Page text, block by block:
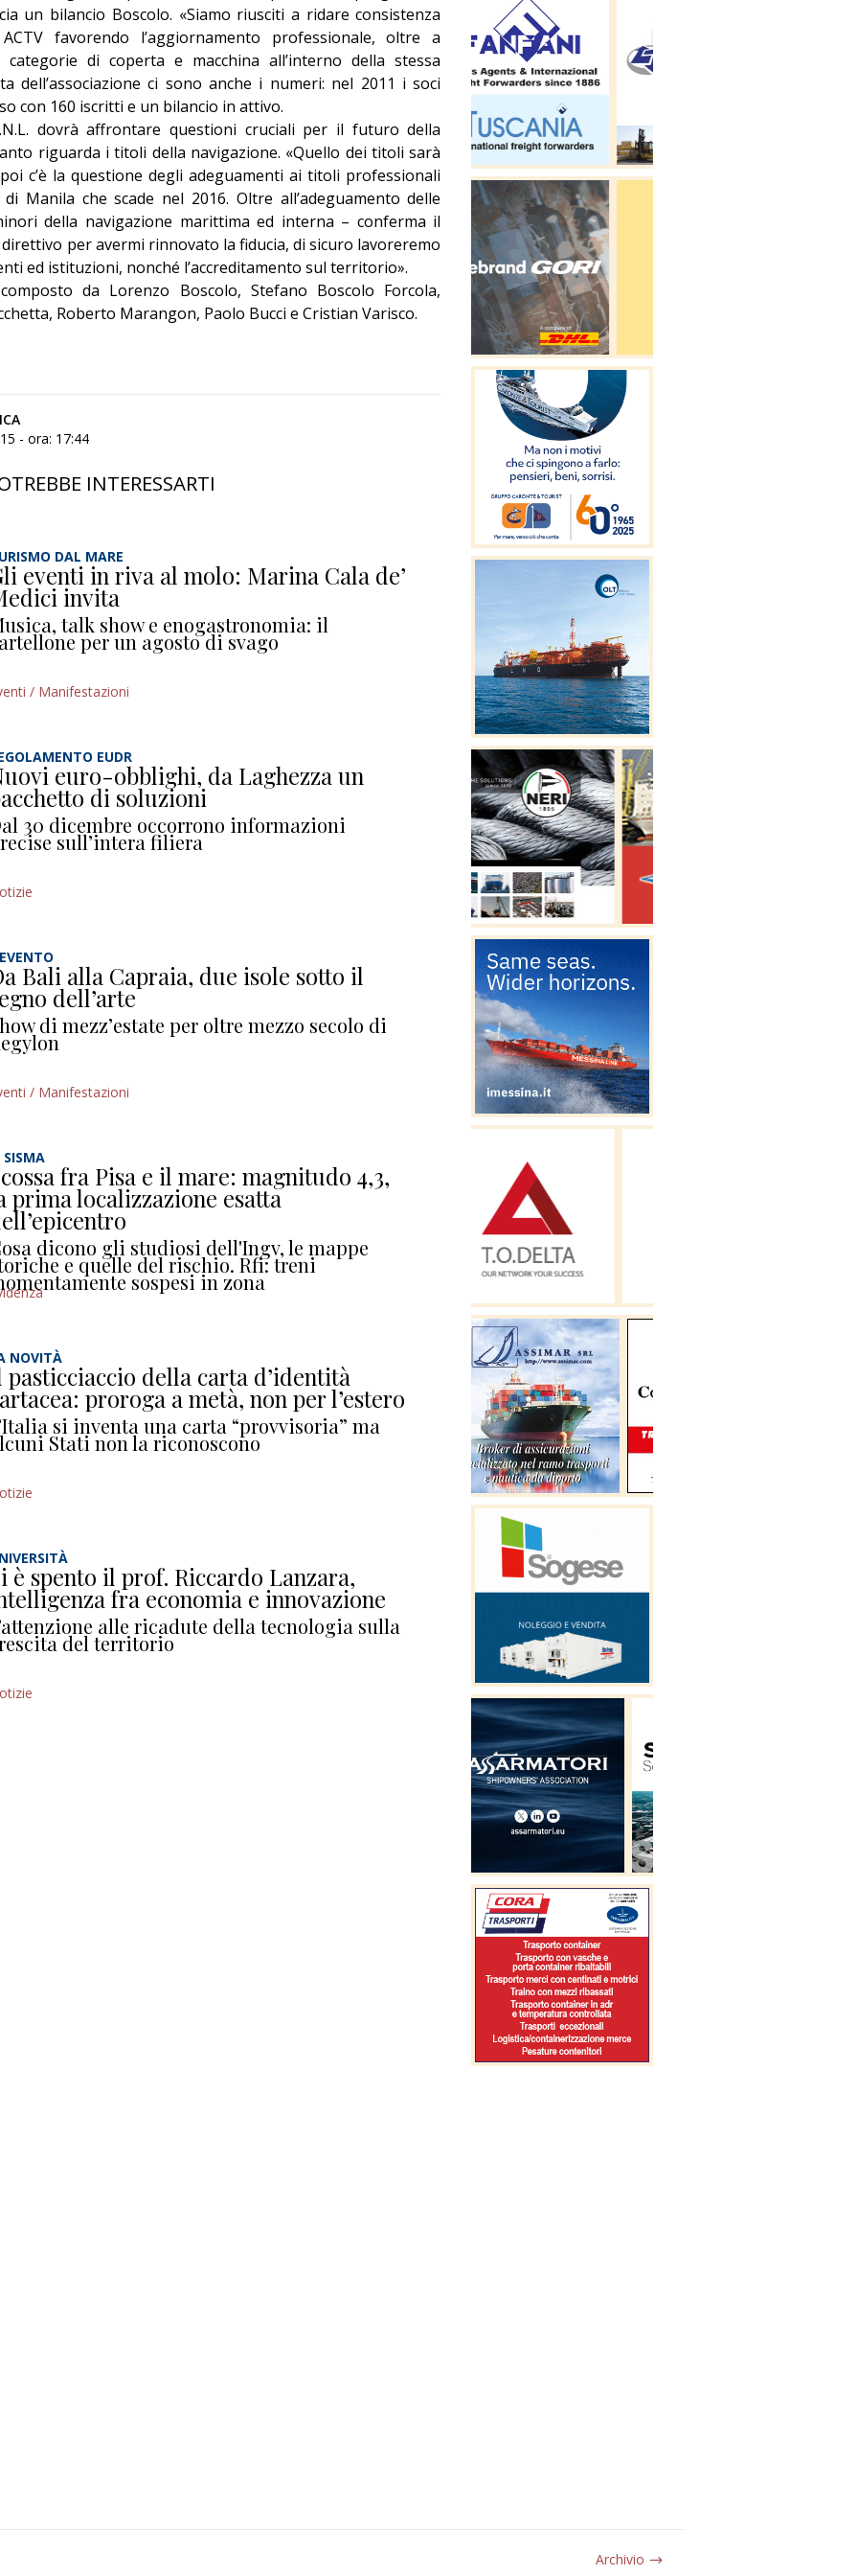
un bilancio Boscolo. «Siamo riusciti a ridare consistenza
favorendo l’aggiornamento professionale, oltre a
di coperta e macchina all’interno della stessa
dell’associazione ci sono anche i numeri: nel 2011 i soci
con 160 iscritti e un bilancio in attivo.
dovrà affrontare questioni cruciali per il futuro della
riguarda i titoli della navigazione. «Quello dei titoli sarà
c’è la questione degli adeguamenti ai titoli professionali
Manila che scade nel 2016. Oltre all’adeguamento delle
della navigazione marittima ed interna – conferma il
per avermi rinnovato la fiducia, di sicuro lavoreremo
ed istituzioni, nonché l’accreditamento sul territorio».
da Lorenzo Boscolo, Stefano Boscolo Forcola,
Roberto Marangon, Paolo Bucci e Cristian Varisco.
- ora: 17:44
INTERESSARTI
DAL MARE
eventi in riva al molo: Marina Cala de’
invita
talk show e enogastronomia: il
per un agosto di svago
/ Manifestazioni
EUDR
euro-obblighi, da Laghezza un
di soluzioni
30 dicembre occorrono informazioni
sull’intera filiera
Bali alla Capraia, due isole sotto il
dell’arte
di mezz’estate per oltre mezzo secolo di
/ Manifestazioni
SISMA
fra Pisa e il mare: magnitudo 4,3,
prima localizzazione esatta
dicono gli studiosi dell'Ingv, le mappe
e quelle del rischio. Rfi: treni
sospesi in zona
NOVITÀ
pasticciaccio della carta d’identità
proroga a metà, non per l’estero
si inventa una carta “provvisoria” ma
Stati non la riconoscono
è spento il prof. Riccardo Lanzara,
fra economia e innovazione
alle ricadute della tecnologia sulla
del territorio
Archivio